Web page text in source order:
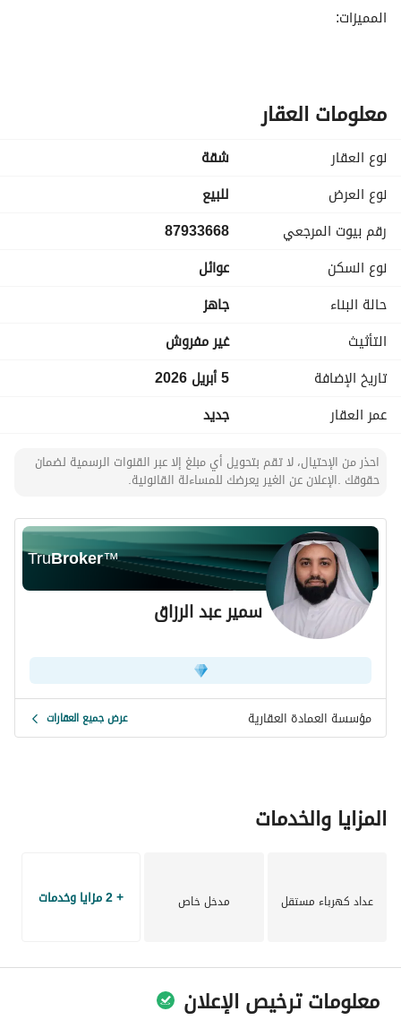
المميزات:
معلومات العقار
نوع العقار
شقة
نوع العرض
للبيع
رقم بيوت المرجعي
87933668
نوع السكن
عوائل
حالة البناء
جاهز
التأثيث
غير مفروش
تاريخ الإضافة
5 أبريل 2026
عمر العقار
جديد
احذر من الإحتيال، لا تقم بتحويل أي مبلغ إلا عبر القنوات الرسمية لضمان
حقوقك .الإعلان عن الغير يعرضك للمساءلة القانونية.
TruBroker™
سمير عبد الرزاق
مؤسسة العمادة العقارية عرض جميع العقارات
المزايا والخدمات
عداد كهرباء مستقل مدخل خاص + 2 مزايا وخدمات
معلومات ترخيص الإعلان